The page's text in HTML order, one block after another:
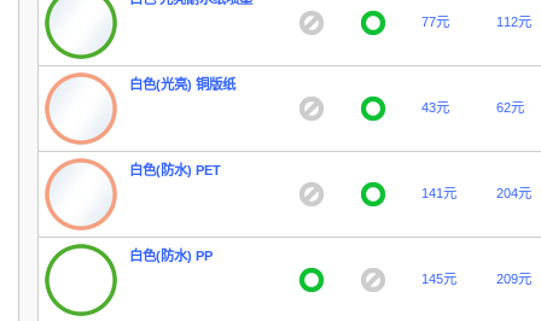
77元
112元
白色(光亮) 铜版纸
43元
62元
白色(防水) PET
141元
204元
白色(防水) PP
145元
209元